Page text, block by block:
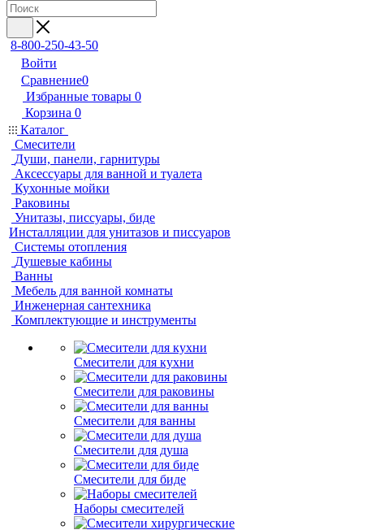
8-800-250-43-50
Войти
Сравнение0
Избранные товары 0
Корзина 0
Каталог
Смесители
Души, панели, гарнитуры
Аксессуары для ванной и туалета
Кухонные мойки
Раковины
Унитазы, писсуары, биде
Инсталляции для унитазов и писсуаров
Системы отопления
Душевые кабины
Ванны
Мебель для ванной комнаты
Инженерная сантехника
Комплектующие и инструменты
Смесители для кухни
Смесители для раковины
Смесители для ванны
Смесители для душа
Смесители для биде
Наборы смесителей